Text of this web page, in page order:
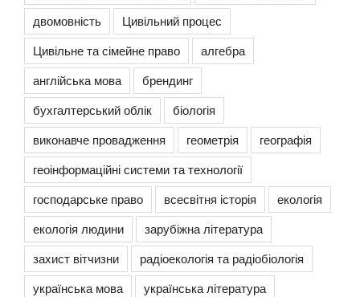
двомовність
Цивільний процес
Цивільне та сімейне право
алгебра
англійська мова
брендинг
бухгалтерський облік
біологія
виконавче провадження
геометрія
географія
геоінформаційні системи та технології
господарське право
всесвітня історія
екологія
екологія людини
зарубіжна література
захист вітчизни
радіоекологія та радіобіологія
українська мова
українська література